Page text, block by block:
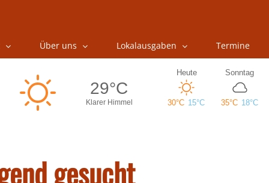
Über uns Lokalausgaben Termine
gesucht